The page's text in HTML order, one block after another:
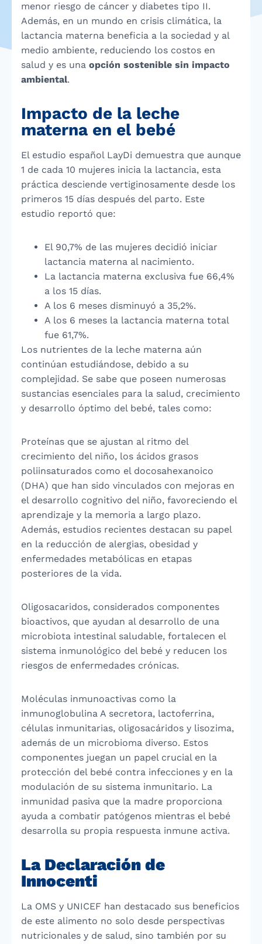
menor riesgo de cáncer y diabetes tipo II.
Además, en un mundo en crisis climática, la
lactancia materna beneficia a la sociedad y al
medio ambiente, reduciendo los costos en
salud y es una opción sostenible sin impacto
ambiental.
Impacto de la leche
materna en el bebé
El estudio español LayDi demuestra que aunque
1 de cada 10 mujeres inicia la lactancia, esta
práctica desciende vertiginosamente desde los
primeros 15 días después del parto. Este
estudio reportó que:
El 90,7% de las mujeres decidió iniciar
lactancia materna al nacimiento.
La lactancia materna exclusiva fue 66,4%
a los 15 días.
A los 6 meses disminuyó a 35,2%.
A los 6 meses la lactancia materna total
fue 61,7%.
Los nutrientes de la leche materna aún
continúan estudiándose, debido a su
complejidad. Se sabe que poseen numerosas
sustancias esenciales para la salud, crecimiento
y desarrollo óptimo del bebé, tales como:
Proteínas que se ajustan al ritmo del
crecimiento del niño, los ácidos grasos
poliinsaturados como el docosahexanoico
(DHA) que han sido vinculados con mejoras en
el desarrollo cognitivo del niño, favoreciendo el
aprendizaje y la memoria a largo plazo.
Además, estudios recientes destacan su papel
en la reducción de alergias, obesidad y
enfermedades metabólicas en etapas
posteriores de la vida.
Oligosacaridos, considerados componentes
bioactivos, que ayudan al desarrollo de una
microbiota intestinal saludable, fortalecen el
sistema inmunológico del bebé y reducen los
riesgos de enfermedades crónicas.
Moléculas inmunoactivas como la
inmunoglobulina A secretora, lactoferrina,
células inmunitarias, oligosacáridos y lisozima,
además de un microbioma diverso. Estos
componentes juegan un papel crucial en la
protección del bebé contra infecciones y en la
modulación de su sistema inmunitario. La
inmunidad pasiva que la madre proporciona
ayuda a combatir patógenos mientras el bebé
desarrolla su propia respuesta inmune activa.
La Declaración de
Innocenti
La OMS y UNICEF han destacado sus beneficios
de este alimento no solo desde perspectivas
nutricionales y de salud, sino también por su